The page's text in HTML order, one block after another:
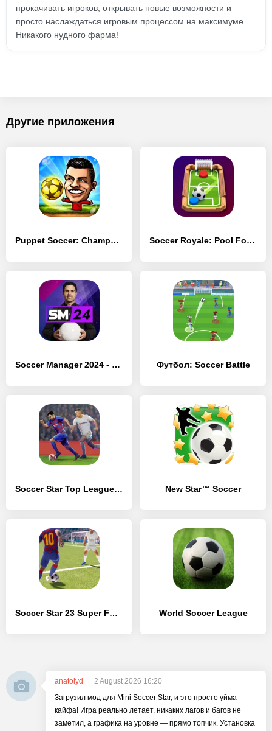
прокачивать игроков, открывать новые возможности и
просто наслаждаться игровым процессом на максимуме.
Никакого нудного фарма!
Другие приложения
Puppet Soccer: Champs League Soccer Royale: Pool Football
Soccer Manager 2024 - Футбол Футбол: Soccer Battle
Soccer Star Top Leagues 25 New Star™ Soccer
Soccer Star 23 Super Football World Soccer League
anatolyd
2 August 2026 16:20
Загрузил мод для Mini Soccer Star, и это просто уйма
кайфа! Игра реально летает, никаких лагов и багов не
заметил, а графика на уровне — прямо топчик. Установка